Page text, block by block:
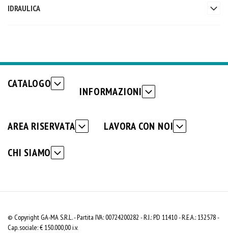
IDRAULICA
CHI SIAMO
CATALOGO
INFORMAZIONI
AREA RISERVATA LAVORA CON NOI
© Copyright GA-MA S.R.L. - Partita IVA: 00724200282 - R.I.: PD 11410 - R.E.A.: 132578 -
Cap. sociale: € 150.000,00 i.v.